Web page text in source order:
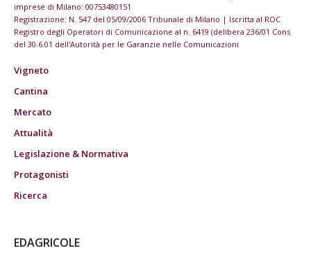
imprese di Milano: 00753480151
Registrazione: N. 547 del 05/09/2006 Tribunale di Milano | Iscritta al ROC
Registro degli Operatori di Comunicazione al n. 6419 (delibera 236/01 Cons
del 30.6.01 dell'Autorità per le Garanzie nelle Comunicazioni
Vigneto
Cantina
Mercato
Attualità
Legislazione & Normativa
Protagonisti
Ricerca
EDAGRICOLE